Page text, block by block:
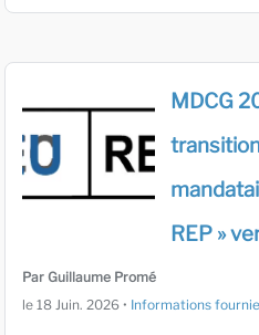
MDCG
REP »
Par Guillaume Promé
le 18 Juin. 2026 • Informations